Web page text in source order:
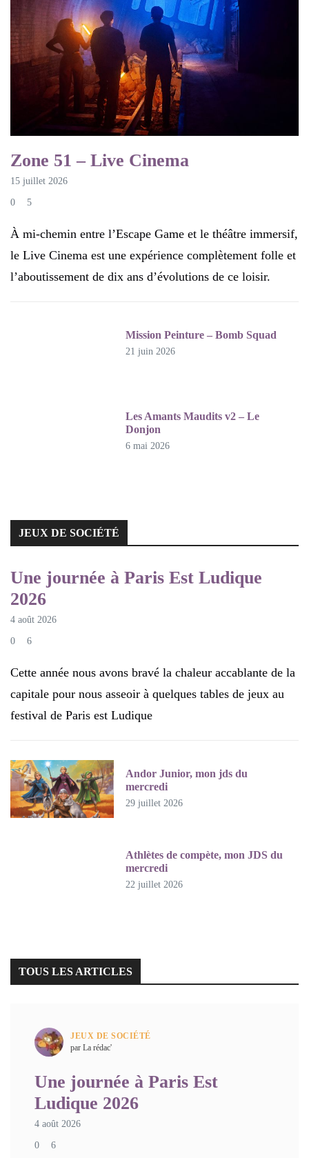
Zone 51 – Live Cinema
15 juillet 2026
0 5
À mi-chemin entre l’Escape Game et le théâtre immersif,
le Live Cinema est une expérience complètement folle et
l’aboutissement de dix ans d’évolutions de ce loisir.
Mission Peinture – Bomb Squad
21 juin 2026
Les Amants Maudits v2 – Le
Donjon
6 mai 2026
JEUX DE SOCIÉTÉ
JEUX DE SOCIÉTÉ
Une journée à Paris Est Ludique
2026
4 août 2026
0 6
Cette année nous avons bravé la chaleur accablante de la
capitale pour nous asseoir à quelques tables de jeux au
festival de Paris est Ludique
Andor Junior, mon jds du
mercredi
29 juillet 2026
Athlètes de compète, mon JDS du
mercredi
22 juillet 2026
TOUS LES ARTICLES
JEUX DE SOCIÉTÉ
par La rédac'
Une journée à Paris Est
Ludique 2026
4 août 2026
0 6